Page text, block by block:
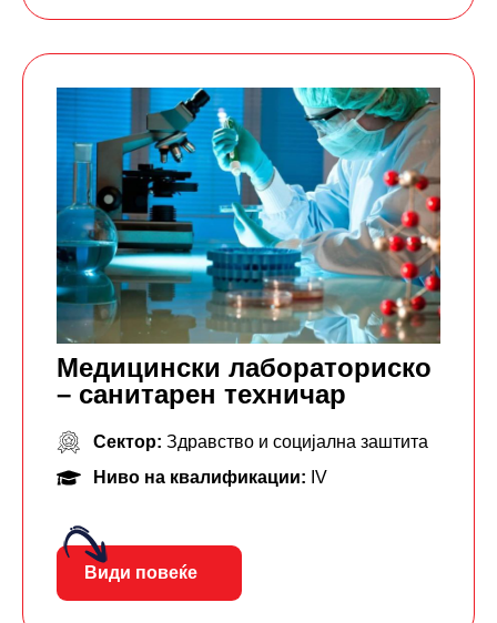
Медицински лабораториско
– санитарен техничар
Сектор: Здравство и социјална заштита
Ниво на квалификации: IV
Види повеќе